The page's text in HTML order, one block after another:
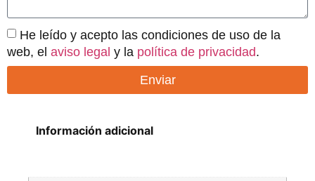
He leído y acepto las condiciones de uso de la
web, el aviso legal y la política de privacidad.
Enviar
Información adicional